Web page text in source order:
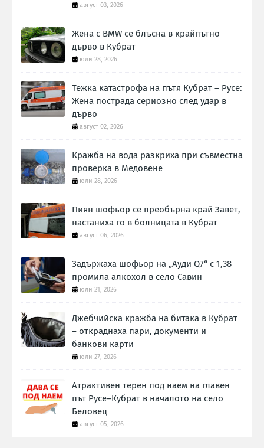
август 03, 2026
Жена с BMW се блъсна в крайпътно
дърво в Кубрат
юли 28, 2026
Тежка катастрофа на пътя Кубрат – Русе:
Жена пострада сериозно след удар в
дърво
август 02, 2026
Кражба на вода разкриха при съвместна
проверка в Медовене
юли 28, 2026
Пиян шофьор се преобърна край Завет,
настаниха го в болницата в Кубрат
август 06, 2026
Задържаха шофьор на „Ауди Q7“ с 1,38
промила алкохол в село Савин
юли 21, 2026
Джебчийска кражба на битака в Кубрат
– откраднаха пари, документи и
банкови карти
юли 27, 2026
Атрактивен терен под наем на главен
път Русе–Кубрат в началото на село
Беловец
август 05, 2026